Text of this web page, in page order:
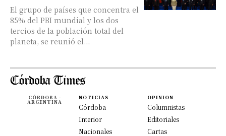
El grupo de países que concentra el
85% del PBI mundial y los dos
tercios de la población total del
planeta, se reunió el...
CÓRDOBA -
ARGENTINA
NOTICIAS
Córdoba
Interior
Nacionales
OPINION
Columnistas
Editoriales
Cartas